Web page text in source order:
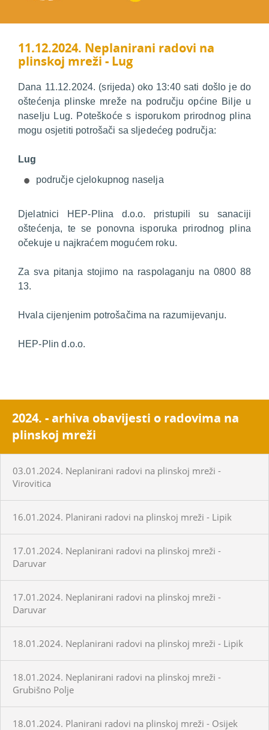
11.12.2024. Neplanirani radovi na
plinskoj mreži - Lug
Dana 11.12.2024. (srijeda) oko 13:40 sati došlo je do
oštećenja plinske mreže na području općine Bilje u
naselju Lug. Poteškoće s isporukom prirodnog plina
mogu osjetiti potrošači sa sljedećeg područja:
Lug
područje cjelokupnog naselja
Djelatnici HEP-Plina d.o.o. pristupili su sanaciji
oštećenja, te se ponovna isporuka prirodnog plina
očekuje u najkraćem mogućem roku.
Za sva pitanja stojimo na raspolaganju na 0800 88
13.
Hvala cijenjenim potrošačima na razumijevanju.
HEP-Plin d.o.o.
2024. - arhiva obavijesti o radovima na
plinskoj mreži
03.01.2024. Neplanirani radovi na plinskoj mreži -
Virovitica
16.01.2024. Planirani radovi na plinskoj mreži - Lipik
17.01.2024. Neplanirani radovi na plinskoj mreži -
Daruvar
17.01.2024. Neplanirani radovi na plinskoj mreži -
Daruvar
18.01.2024. Neplanirani radovi na plinskoj mreži - Lipik
18.01.2024. Neplanirani radovi na plinskoj mreži -
Grubišno Polje
18.01.2024. Planirani radovi na plinskoj mreži - Osijek